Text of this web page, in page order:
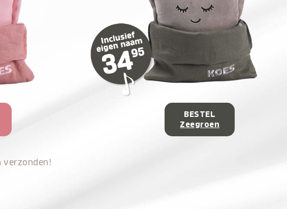
BESTEL
Zeegroen
verzonden!